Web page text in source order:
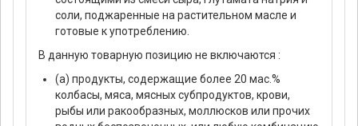
соли, поджаренные на растительном масле и
готовые к употреблению.
В данную товарную позицию не включаются :
(а) продукты, содержащие более 20 мас.%
колбасы, мяса, мясных субпродуктов, крови,
рыбы или ракообразных, моллюсков или прочих